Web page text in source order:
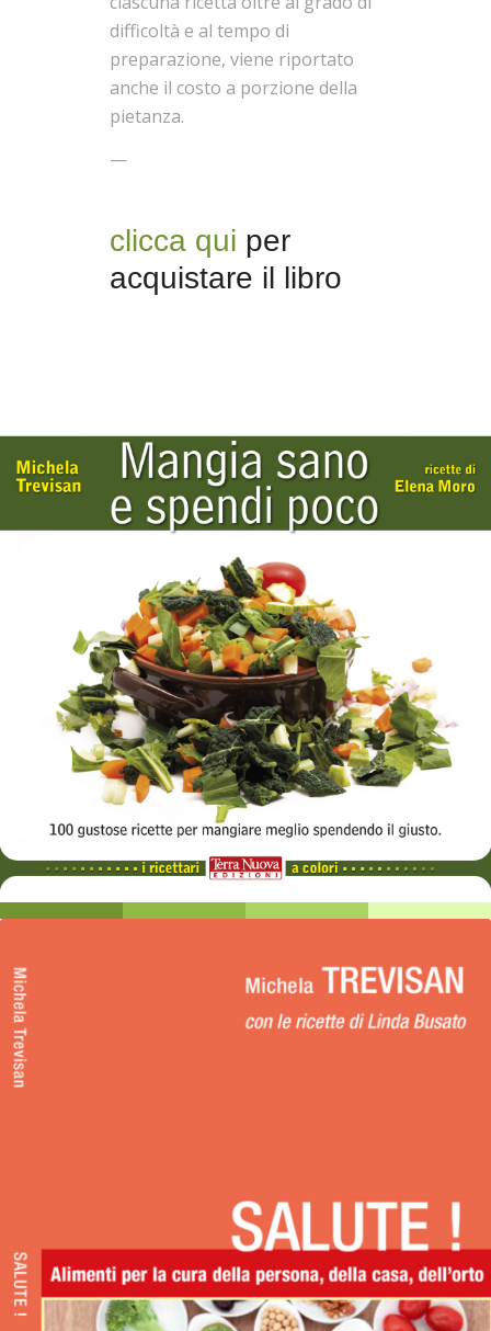
difficoltà e al tempo di
preparazione, viene riportato
anche il costo a porzione della
pietanza.
—
clicca qui per
acquistare il libro